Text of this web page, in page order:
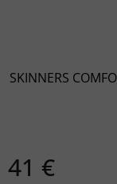
SKINNERS
41 €